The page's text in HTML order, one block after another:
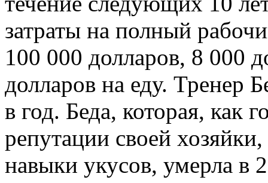
затраты на полный
100 000 долларов, 8 000
долларов на еду. Тренер
в год. Беда, которая, как
репутации своей
навыки укусов, умерла в